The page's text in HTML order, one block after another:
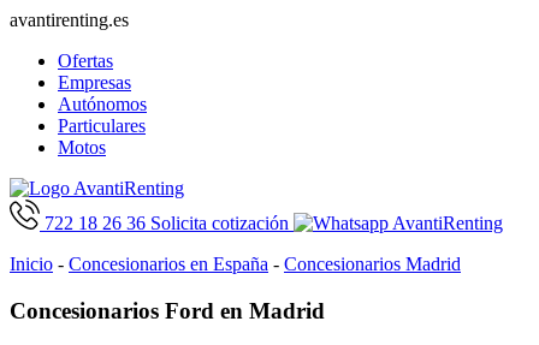
avantirenting.es
Ofertas
Empresas
Autónomos
Particulares
Motos
722 18 26 36 Solicita cotización
Inicio - Concesionarios en España - Concesionarios Madrid
Concesionarios Ford en Madrid